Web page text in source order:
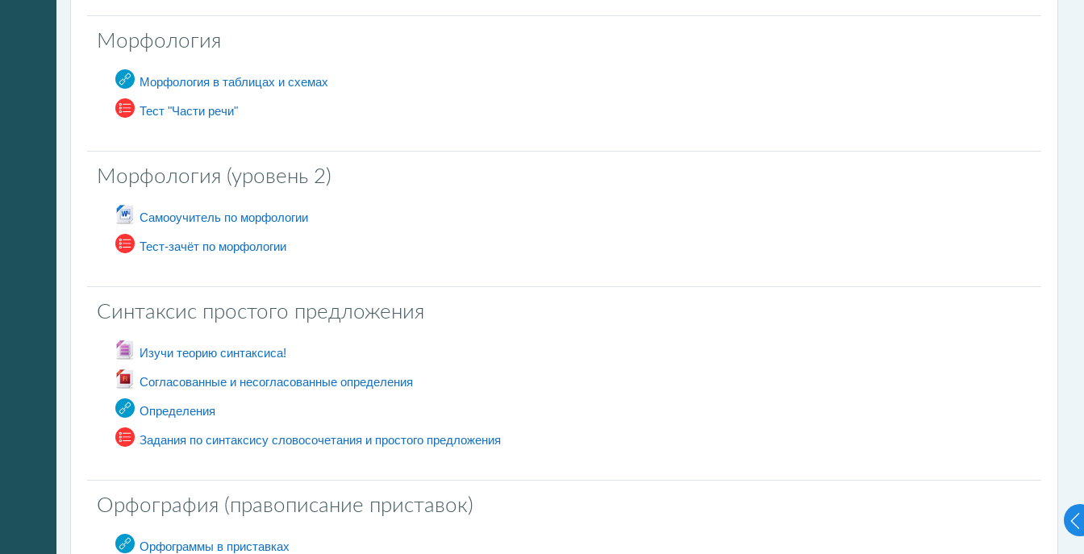
Морфология
Морфология в таблицах и схемах
网页地址
Тест "Части речи"
测验
Морфология (уровень 2)
Самооучитель по морфологии
文件
Тест-зачёт по морфологии
测验
Синтаксис простого предложения
Изучи теорию синтаксиса!
文件
Согласованные и несогласованные определения
网页地址
Определения
网页地址
Задания по синтаксису словосочетания и простого предложения
测验
Орфография (правописание приставок)
Орфограммы в приставках
网页地址